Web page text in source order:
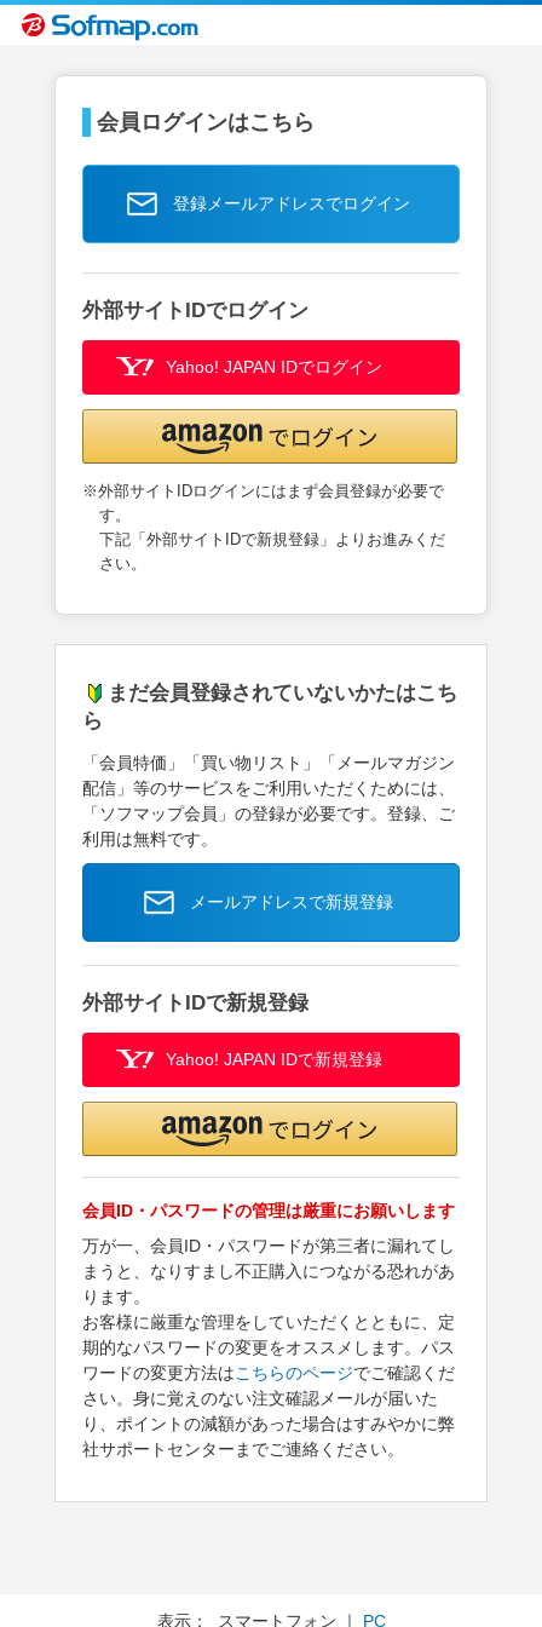
会員ログインはこちら
登録メールアドレスでログイン
外部サイトIDでログイン
Yahoo! JAPAN IDでログイン
※外部サイトIDログインにはまず会員登録が必要で
す。
下記「外部サイトIDで新規登録」よりお進みくだ
さい。
まだ会員登録されていないかたはこち
ら
「会員特価」「買い物リスト」「メールマガジン
配信」等のサービスをご利用いただくためには、
「ソフマップ会員」の登録が必要です。登録、ご
利用は無料です。
メールアドレスで新規登録
外部サイトIDで新規登録
Yahoo! JAPAN IDで新規登録
会員ID・パスワードの管理は厳重にお願いします
万が一、会員ID・パスワードが第三者に漏れてし
まうと、なりすまし不正購入につながる恐れがあ
ります。
お客様に厳重な管理をしていただくとともに、定
期的なパスワードの変更をオススメします。パス
ワードの変更方法はこちらのページでご確認くだ
さい。身に覚えのない注文確認メールが届いた
り、ポイントの減額があった場合はすみやかに弊
社サポートセンターまでご連絡ください。
表示： スマートフォン ｜ PC